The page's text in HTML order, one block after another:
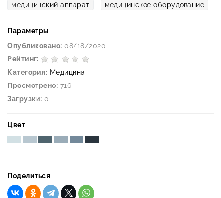
медицинский аппарат
медицинское оборудование
Параметры
Опубликовано: 08/18/2020
Рейтинг:
Категория: Медицина
Просмотрено: 716
Загрузки: 0
Цвет
Поделиться